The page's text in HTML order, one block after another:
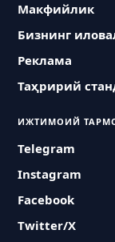
Макфийлик
Бизнинг
Реклама
Таҳририй
ИЖТИМОИЙ
Telegram
Instagram
Facebook
Twitter/X